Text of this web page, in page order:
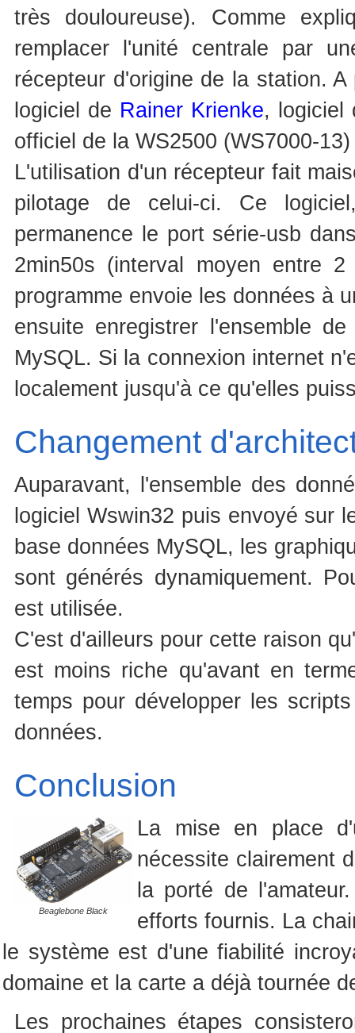
très douloureuse). Comme
remplacer l'unité centrale par
récepteur d'origine de la station.
logiciel de Rainer Krienke, logiciel
officiel de la WS2500 (WS7000-
L'utilisation d'un récepteur fait
pilotage de celui-ci. Ce
permanence le port série-usb
2min50s (interval moyen entre
programme envoie les données à
ensuite enregistrer l'ensemble
MySQL. Si la connexion internet
localement jusqu'à ce qu'elles
Changement
Auparavant, l'ensemble des
logiciel Wswin32 puis envoyé sur
base données MySQL, les
sont générés dynamiquement.
est utilisée.
C'est d'ailleurs pour cette raison
est moins riche qu'avant en
temps pour développer les
données.
Conclusion
Beaglebone Black
La mise en place
nécessite clairement
la porté de
efforts fournis. La
le système est d'une fiabilité
domaine et la carte a déjà tournée
Les prochaines étapes